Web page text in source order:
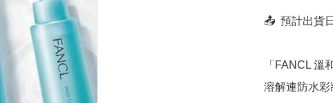
📤  預計出貨
「FANCL 溫
溶解連防水